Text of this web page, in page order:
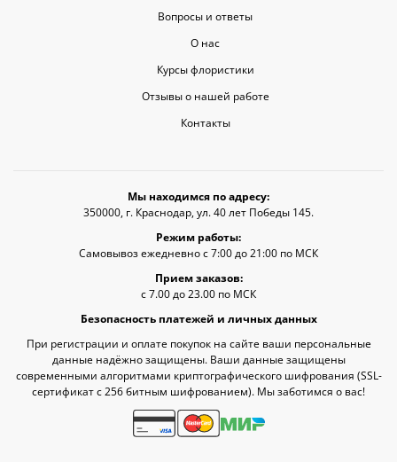
Вопросы и ответы
О нас
Курсы флористики
Отзывы о нашей работе
Контакты
Мы находимся по адресу:
350000, г. Краснодар, ул. 40 лет Победы 145.
Режим работы:
Самовывоз ежедневно с 7:00 до 21:00 по МСК
Прием заказов:
с 7.00 до 23.00 по МСК
Безопасность платежей и личных данных
При регистрации и оплате покупок на сайте ваши персональные
данные надёжно защищены. Ваши данные защищены
современными алгоритмами криптографического шифрования (SSL-
сертификат c 256 битным шифрованием). Мы заботимся о вас!